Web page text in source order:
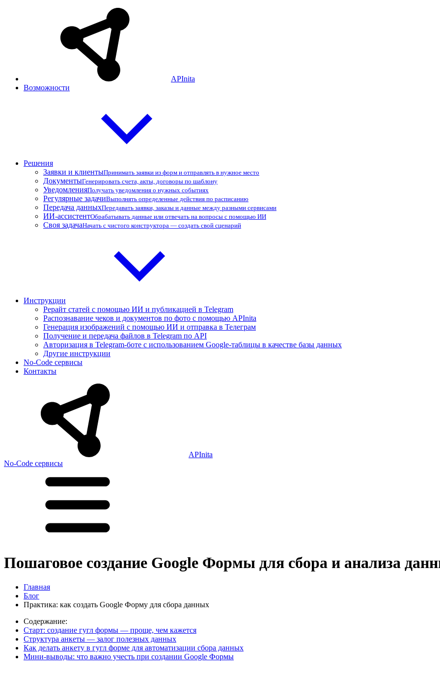
APInita
Возможности
Решения
Заявки и клиентыПринимать заявки из форм и отправлять в нужное место
ДокументыГенерировать счета, акты, договоры по шаблону
УведомленияПолучать уведомления о нужных событиях
Регулярные задачиВыполнять определенные действия по расписанию
Передача данныхПередавать заявки, заказы и данные между разными сервисами
ИИ-ассистентОбрабатывать данные или отвечать на вопросы с помощью ИИ
Своя задачаНачать с чистого конструктора — создать свой сценарий
Инструкции
Рерайт статей с помощью ИИ и публикацией в Telegram
Распознавание чеков и документов по фото с помощью APInita
Генерация изображений с помощью ИИ и отправка в Телеграм
Получение и передача файлов в Telegram по API
Авторизация в Telegram-боте с использованием Google-таблицы в качестве базы данных
Другие инструкции
No-Code сервисы
Контакты
APInita
No-Code сервисы
Пошаговое создание Google Формы для сбора и анализа
Главная
Блог
Практика: как создать Google Форму для сбора данных
Содержание:
Старт: создание гугл формы — проще, чем кажется
Структура анкеты — залог полезных данных
Как делать анкету в гугл форме для автоматизации сбора данных
Мини-выводы: что важно учесть при создании Google Формы